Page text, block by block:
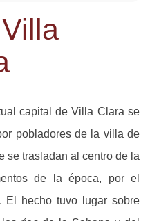
capital de Villa Clara se
pobladores de la villa de
se trasladan al centro de la
de la época, por el
El hecho tuvo lugar sobre